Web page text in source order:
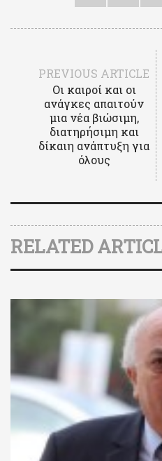
PREVIOUS ARTICLE
Οι καιροί και οι
ανάγκες απαιτούν
μια νέα βιώσιμη,
διατηρήσιμη και
δίκαιη ανάπτυξη για
όλους
RELATED